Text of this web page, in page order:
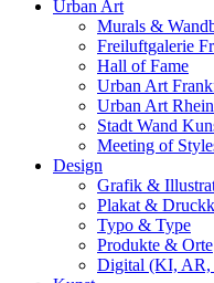
Urban Art
Murals &
Freiluftgalerie
Hall of Fame
Urban Art
Urban Art
Stadt Wand
Meeting of
Design
Grafik &
Plakat &
Typo & Type
Produkte & Orte
Digital (KI, AR,